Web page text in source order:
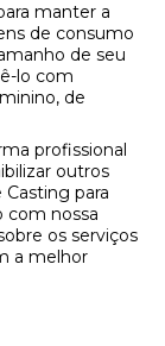
manter a
de consumo
de seu
lo com
de
profissional
outros
para
com nossa
os serviços
a melhor